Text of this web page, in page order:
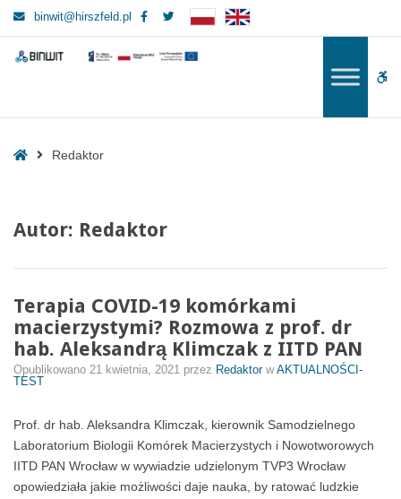
binwit@hirszfeld.pl Facebook
BINWIT
Twitter
BINWIT
HomeRedaktor
Autor: Redaktor
Terapia COVID-19 komórkami
macierzystymi? Rozmowa z prof. dr
hab. Aleksandrą Klimczak z IITD PAN
Opublikowano 21 kwietnia, 2021 przez Redaktor wAKTUALNOŚCI-
TEST
Prof. dr hab. Aleksandra Klimczak, kierownik Samodzielnego
Laboratorium Biologii Komórek Macierzystych i Nowotworowych
IITD PAN Wrocław w wywiadzie udzielonym TVP3 Wrocław
opowiedziała jakie możliwości daje nauka, by ratować ludzkie